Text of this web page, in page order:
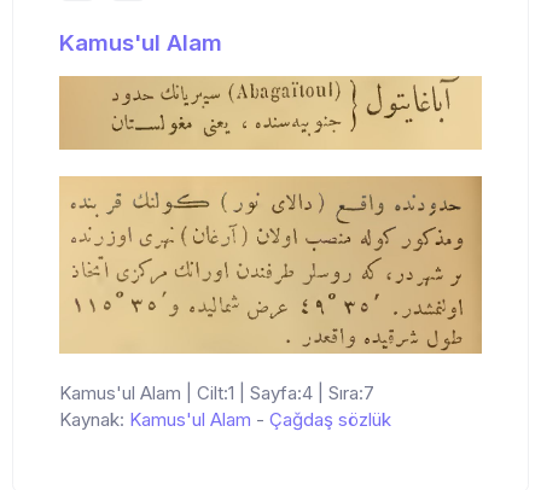
Kamus'ul Alam
Kamus'ul Alam | Cilt:1 | Sayfa:4 | Sıra:7
Kaynak: Kamus'ul Alam - Çağdaş sözlük